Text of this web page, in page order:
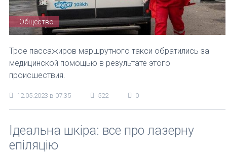
Общество
Трое пассажиров маршрутного такси обратились за
медицинской помощью в результате этого
происшествия.
12.05.2023 в 07:35 522 0
Ідеальна шкіра: все про лазерну
епіляцію